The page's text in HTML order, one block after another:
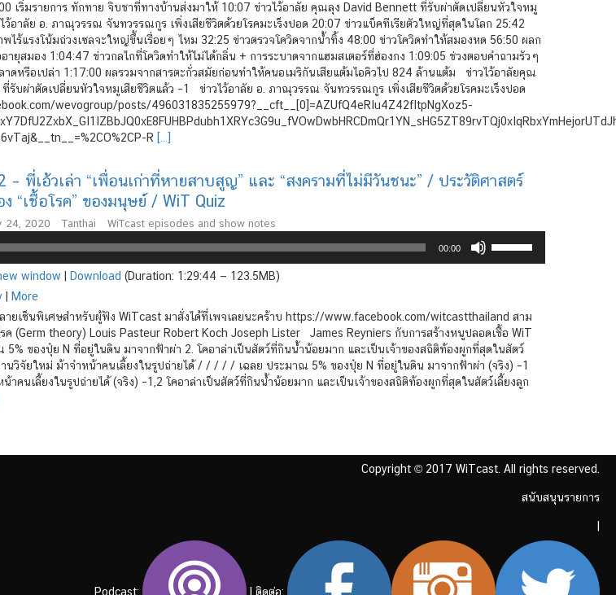
increase
or
decrease
volume.
เริ่มรายการ ทักทาย จิบชาที่ทางบ้านส่งมาให้ 10:07 ข่าวไว้อาลัย คุณลุง David Bennett ที่รับผ่าตัดเปลี่ยนหัวใจหมู
ว้อาลัย อ. ภาณุวรรณ จันทวรรณกูร เพิ่งเสียชีวิตด้วยโรคมะเร็งปอด 20:07 ข่าวแบ็คทีเรียตัวใหญ่ที่สุดในโลก 25:42
ไร้แรงโน้มถ่วงเซลจะใหญ่ขึ้นเรื่อยๆ ไหม 32:25 ข่าวตรวจโควิดจากน้ำทิ้ง 48:00 ข่าวโควิดทำให้สมองหด 56:50 ผลก
ายุสมอง 1:04:47 ข่าวกลไกที่โควิดทำให้ไม่ได้กลิ่น + การระบาดจากแฮมสเตอร์ที่ฮ่องกง 1:09:05 ช่วงตอบคำถามรัวๆ
ดหรือเปล่า 1:17:00 ผลรวมจากสารตะกั่วสมัยก่อนทำให้คนอเมริกันเสียแต้มไอคิวไป 824 ล้านแต้ม ข่าวไว้อาลัยคุณ
รับผ่าตัดเปลี่ยนหัวใจหมูเสียชีวิตแล้ว –1 ข่าวไว้อาลัย อ. ภาณุวรรณ จันทวรรณกูร เพิ่งเสียชีวิตด้วยโรคมะเร็งปอด
wevogroup/posts/496031835255979?__cft__[0]=AZUfQ4eRIu4Z42fItpNgXoz5-
R […]
– พี่เอ้วเล่า “เพื่อนเก่าที่หายสาบสูญ” และ “สงครามที่ไม่มีวันชนะ” / ประวัติศาสตร์
ง “เชื้อโรค” ของมนุษย์ / WiT Quiz
24, 2020 Tanthai WiTcast episodes and show notes
00:00
Up/Down
increase
or
decrease
volume.
window Download (Duration: 1:29:44 — 123.5MB)
|
More
ายเซ็นพิเศษสำหรับผู้ฟัง WiTcast มาสั่งได้ที่เพจเลยนะคร้าบ https://www.facebook.com/witcastthailand สาม
ค (Germ theory) Louis Pasteur Robert Koch Joseph Lister James Reyniers กับการสร้างหนูปลอดเชื้อ WiT
ของปุ๋ย N ที่อยู่ในดิน มาจากฟ้าผ่า 2. โคอาล่าเป็นสัตว์ที่กินน้ำน้อยมาก และเป็นเจ้าของสถิติท้องผูกที่สุดในสัตว์
านวิจัยใหม่ ม้าจำหน้าคนเลี้ยงในรูปถ่ายได้ / / / / / เฉลย ประมาณ 5% ของปุ๋ย N ที่อยู่ในดิน มาจากฟ้าผ่า (จริง) –1
าคนเลี้ยงในรูปถ่ายได้ (จริง) –1,2 โคอาล่าเป็นสัตว์ที่กินน้ำน้อยมาก และเป็นเจ้าของสถิติท้องผูกที่สุดในสัตว์เลี้ยงลูก
Copyright © 2017 WiTcast. All rights reserved.
สนับสนุนรายการ
Podcast: | ติดต่อ: